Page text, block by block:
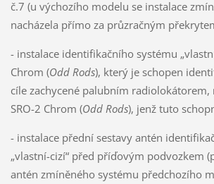
č.7 (u výchozího modelu se instalace
nacházela přímo za průzračným
- instalace identifikačního systému
Chrom (Odd Rods), který je schopen
cíle zachycené palubním
SRO-2 Chrom (Odd Rods), jenž tuto
- instalace přední sestavy antén
„vlastní-cizí“ před příďovým podvozkem
antén zmíněného systému předchozího